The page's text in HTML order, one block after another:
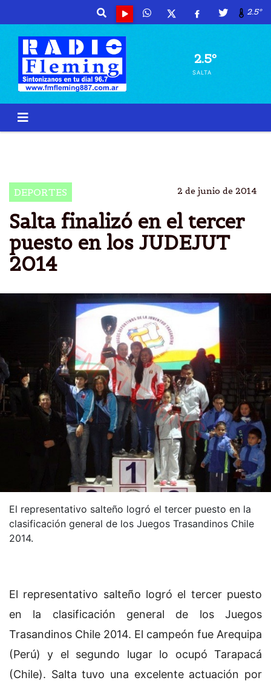
2.5º
2.5º
SALTA
DEPORTES 2 de junio de 2014
Salta finalizó en el tercer
puesto en los JUDEJUT
2014
El representativo salteño logró el tercer puesto en la
clasificación general de los Juegos Trasandinos Chile
2014.
El representativo salteño logró el tercer puesto
en la clasificación general de los Juegos
Trasandinos Chile 2014. El campeón fue Arequipa
(Perú) y el segundo lugar lo ocupó Tarapacá
(Chile). Salta tuvo una excelente actuación por